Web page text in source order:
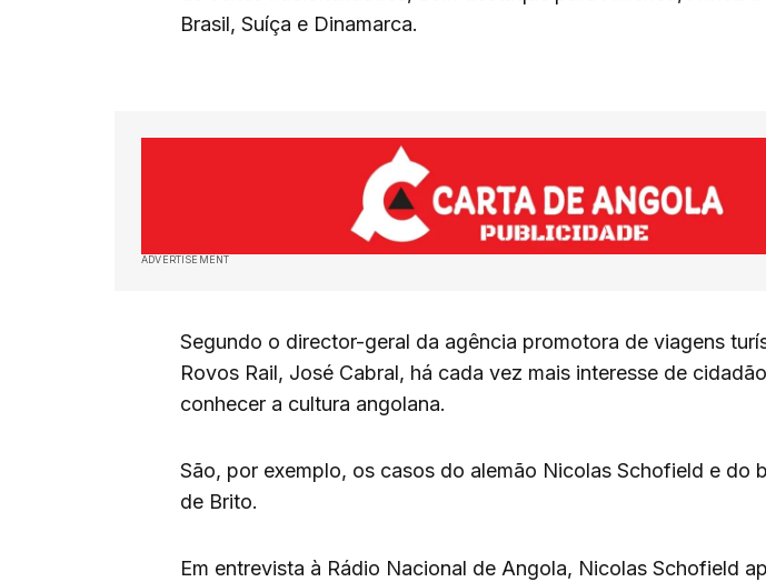
Brasil, Suíça e Dinamarca.
ADVERTISEMENT
Segundo o director-geral da agência promotora de viagens
Rovos Rail, José Cabral, há cada vez mais interesse de
conhecer a cultura angolana.
São, por exemplo, os casos do alemão Nicolas Schofield e do
de Brito.
Em entrevista à Rádio Nacional de Angola, Nicolas Schofield